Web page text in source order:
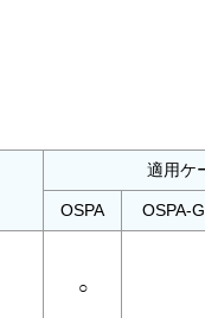
適用ケ
OSPA OSPA-G
○